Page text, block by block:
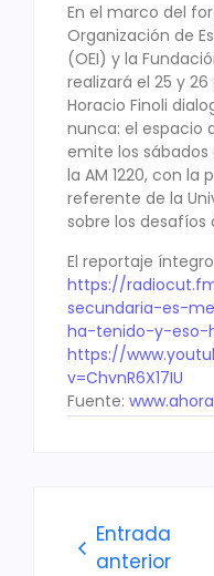
En el marco del
Organización de
(OEI) y la
realizará el 25 y
Horacio Finoli
nunca: el espacio
emite los sábados
la AM 1220, con la
referente de la
sobre los desafíos
El reportaje
https://
secundaria-es-
ha-tenido-y-eso-
https://
v=ChvnR6X17IU
Fuente:
Entrada
anterior